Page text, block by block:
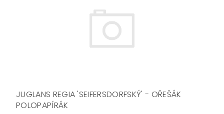
JUGLANS REGIA 'SEIFERSDORFSKÝ' - OŘEŠÁK
POLOPAPÍRÁK